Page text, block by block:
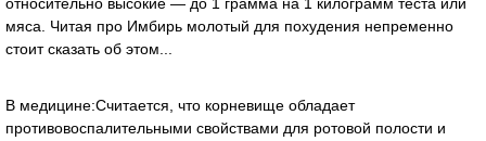
мяса. Читая про Имбирь молотый для похудения непременно
стоит сказать об этом...
В медицине:Считается, что корневище обладает
противовоспалительными свойствами для ротовой полости и